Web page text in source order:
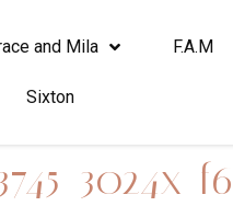
and Mila F.A.M
Sixton